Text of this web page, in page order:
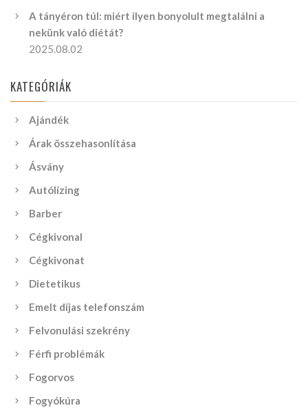
A tányéron túl: miért ilyen bonyolult megtalálni a
nekünk való diétát?
2025.08.02
KATEGÓRIÁK
Ajándék
Árak összehasonlítása
Ásvány
Autólízing
Barber
Cégkivonal
Cégkivonat
Dietetikus
Emelt díjas telefonszám
Felvonulási szekrény
Férfi problémák
Fogorvos
Fogyókúra